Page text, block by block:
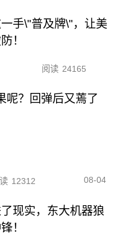
手\"普及牌\"，让美
！
阅读 24165
呢？回弹后又蔫了
12312 08-04
现实，东大机器狼
！